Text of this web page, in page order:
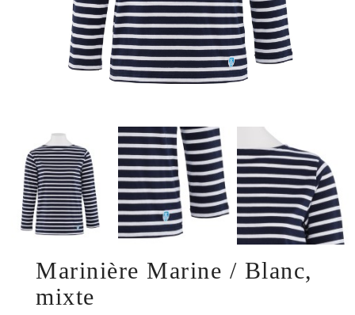
Marinière Marine / Blanc,
mixte